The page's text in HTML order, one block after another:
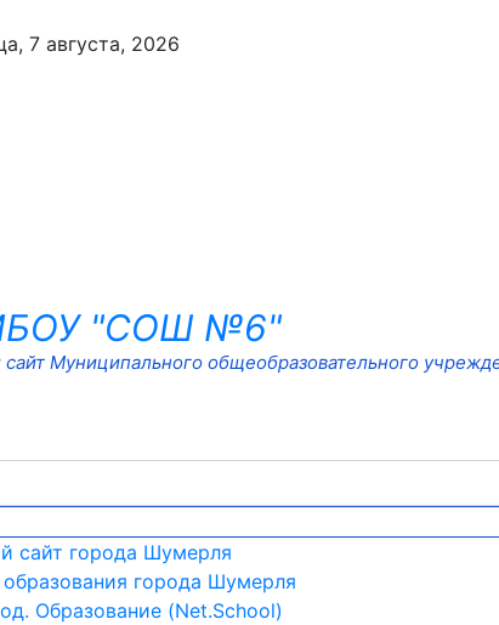
7 августа, 2026
"СОШ №6"
Муниципального общеобразовательного
сайт города Шумерля
города Шумерля
Образование (Net.School)